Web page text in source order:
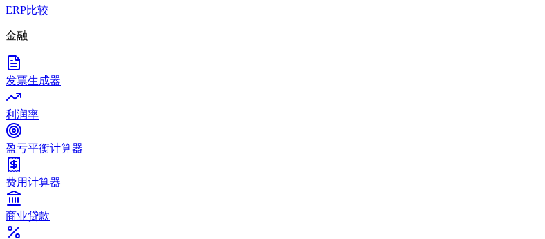
ERP比较
金融
发票生成器
利润率
盈亏平衡计算器
费用计算器
商业贷款